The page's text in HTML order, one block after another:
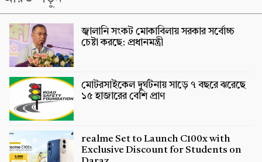
জ্বালানি সংকট মোকাবিলায় সরকার সর্বোচ্চ
চেষ্টা করছে: প্রধানমন্ত্রী
মোটরসাইকেল দুর্ঘটনায় সাড়ে ৭ বছরে ঝরেছে
১৫ হাজারের বেশি প্রাণ
realme Set to Launch C100x with
Exclusive Discount for Students on